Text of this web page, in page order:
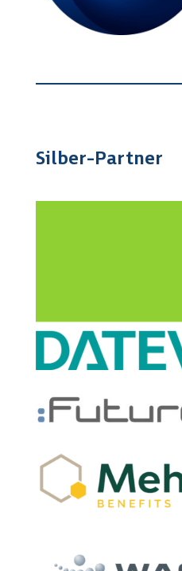
Silber-Partner